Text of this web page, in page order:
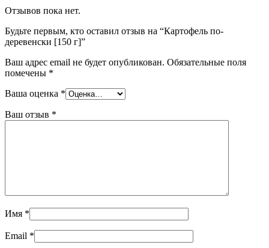
Отзывов пока нет.
Будьте первым, кто оставил отзыв на “Картофель по-
деревенски [150 г]”
Ваш адрес email не будет опубликован. Обязательные поля
помечены *
Ваша оценка *
Ваш отзыв *
Имя *
Email *